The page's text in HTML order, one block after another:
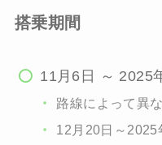
搭乗期間
11月6日 ～ 2025
路線によって異
12月20日～2025